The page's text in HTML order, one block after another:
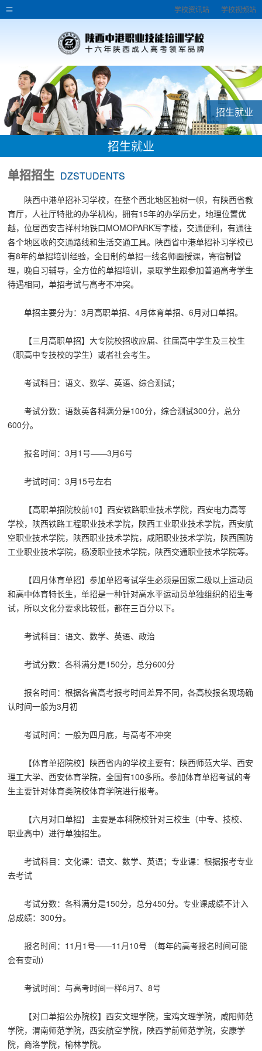
学校资讯站 学校视频站
招生就业
招生就业
单招招生 DZSTUDENTS
陕西中港单招补习学校，在整个西北地区独树一帜，有陕西省教
育厅，人社厅特批的办学机构，拥有15年的办学历史，地理位置优
越，位居西安吉祥村地铁口MOMOPARK写字楼，交通便利，有通往
各个地区收的交通路线和生活交通工具。陕西省中港单招补习学校已
有8年的单招培训经验，全日制的单招一线名师面授课，寄宿制管
理，晚自习辅导，全方位的单招培训，录取学生跟参加普通高考学生
待遇相同，单招考试与高考不冲突。
单招主要分为：3月高职单招、4月体育单招、6月对口单招。
【三月高职单招】大专院校招收应届、往届高中学生及三校生
（职高中专技校的学生）或者社会考生。
考试科目：语文、数学、英语、综合测试；
考试分数：语数英各科满分是100分，综合测试300分，总分
600分。
报名时间：3月1号——3月6号
考试时间：3月15号左右
【高职单招院校前10】西安铁路职业技术学院，西安电力高等
学校，陕西铁路工程职业技术学院， 陕西工业职业技术学院，西安航
空职业技术学院，陕西职业技术学院，咸阳职业技术学院，陕西国防
工业职业技术学院，杨凌职业技术学院，陕西交通职业技术学院等。
【四月体育单招】参加单招考试学生必须是国家二级以上运动员
和高中体育特长生，单招是一种针对高水平运动员单独组织的招生考
试，所以文化分要求比较低，都在三百分以下。
考试科目：语文、数学、英语、政治
考试分数：各科满分是150分，总分600分
报名时间：根据各省高考报考时间差异不同，各高校报名现场确
认时间一般为3月初
考试时间：一般为四月底，与高考不冲突
【体育单招院校】陕西省内的学校主要有：陕西师范大学、西安
理工大学、西安体育学院，全国有100多所。参加体育单招考试的考
生主要针对体育类院校体育学院进行报考。
【六月对口单招】 主要是本科院校针对三校生（中专、技校、
职业高中）进行单独招生。
考试科目：文化课：语文、数学、英语；专业课：根据报考专业
去考试
考试分数：各科满分是150分，总分450分。专业课成绩不计入
总成绩：300分。
报名时间：11月1号——11月10号 （每年的高考报名时间可能
会有变动）
考试时间：与高考时间一样6月7、8号
【对口单招公办院校】西安文理学院， 宝鸡文理学院，咸阳师范
学院，渭南师范学院，西安航空学院，陕西学前师范学院，安康学
院，商洛学院，榆林学院。